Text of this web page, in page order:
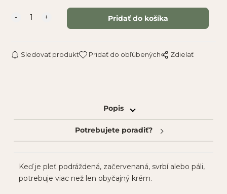
Sledovať produkt Pridať do obľúbených Zdielať
Popis
Potrebujete poradiť?
Keď je pleť podráždená, začervenaná, svrbí alebo páli,
potrebuje viac než len obyčajný krém.